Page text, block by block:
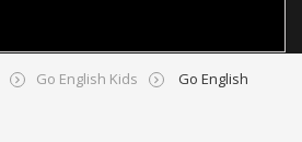
Go English Kids
Go English